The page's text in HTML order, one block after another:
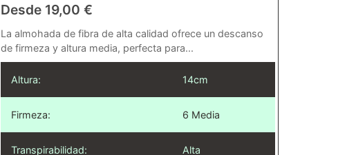
Desde 19,00 €
La almohada de fibra de alta calidad ofrece un descanso
de firmeza y altura media, perfecta para...
Altura: 14cm
Firmeza: 6 Media
Transpirabilidad: Alta